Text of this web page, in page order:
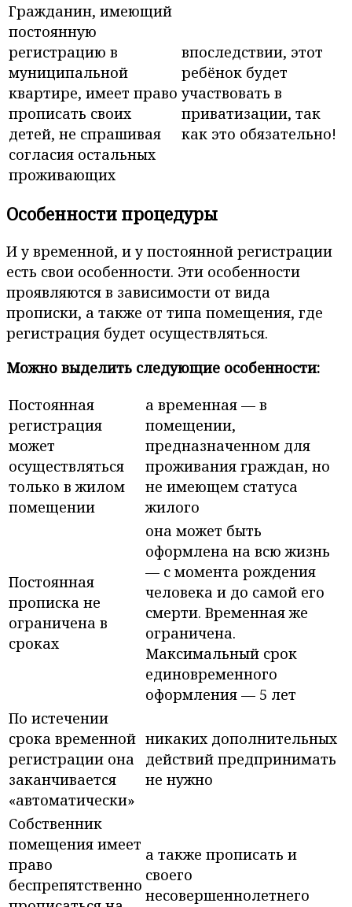
Гражданин, имеющий
постоянную
регистрацию в
муниципальной
квартире, имеет право
прописать своих
детей, не спрашивая
согласия остальных
проживающих
впоследствии, этот
ребёнок будет
участвовать в
приватизации, так
как это обязательно!
Особенности процедуры
И у временной, и у постоянной регистрации
есть свои особенности. Эти особенности
проявляются в зависимости от вида
прописки, а также от типа помещения, где
регистрация будет осуществляться.
Можно выделить следующие особенности:
Постоянная
регистрация
может
осуществляться
только в жилом
помещении
а временная — в
помещении,
предназначенном для
проживания граждан, но
не имеющем статуса
жилого
Постоянная
прописка не
ограничена в
сроках
она может быть
оформлена на всю жизнь
— с момента рождения
человека и до самой его
смерти. Временная же
ограничена.
Максимальный срок
единовременного
оформления — 5 лет
По истечении
срока временной
регистрации она
заканчивается
«автоматически»
никаких дополнительных
действий предпринимать
не нужно
Собственник
помещения имеет
право
беспрепятственно
а также прописать и
своего
несовершеннолетнего